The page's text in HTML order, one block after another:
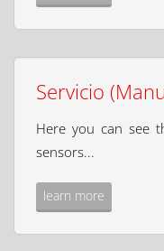
Servicio
Here you can see
sensors...
learn more